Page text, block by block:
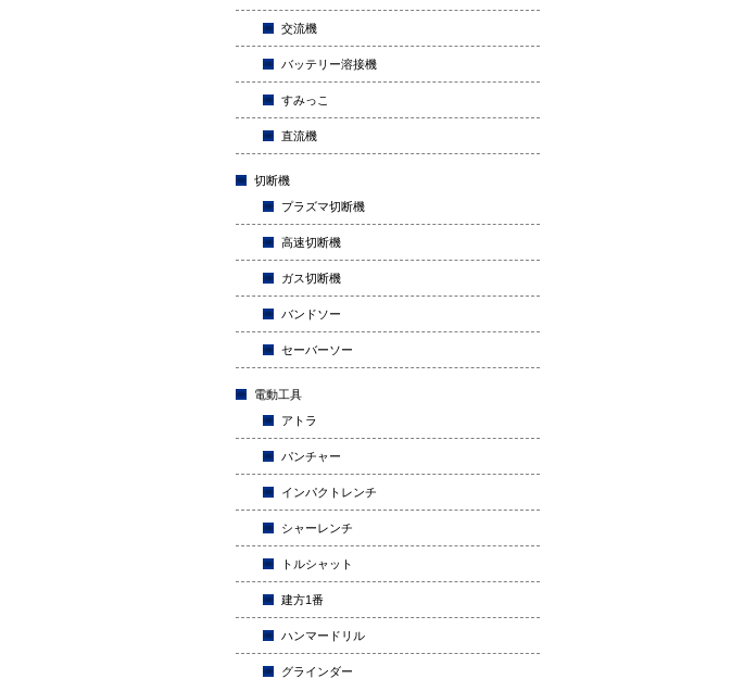
交流機
バッテリー溶接機
すみっこ
直流機
切断機
プラズマ切断機
高速切断機
ガス切断機
バンドソー
セーバーソー
電動工具
アトラ
パンチャー
インパクトレンチ
シャーレンチ
トルシャット
建方1番
ハンマードリル
グラインダー